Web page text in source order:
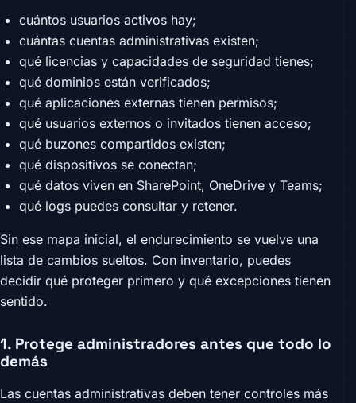
cuántos usuarios activos hay;
cuántas cuentas administrativas existen;
qué licencias y capacidades de seguridad tienes;
qué dominios están verificados;
qué aplicaciones externas tienen permisos;
qué usuarios externos o invitados tienen acceso;
qué buzones compartidos existen;
qué dispositivos se conectan;
qué datos viven en SharePoint, OneDrive y Teams;
qué logs puedes consultar y retener.
Sin ese mapa inicial, el endurecimiento se vuelve una
lista de cambios sueltos. Con inventario, puedes
decidir qué proteger primero y qué excepciones tienen
sentido.
1. Protege administradores antes que todo lo
demás
Las cuentas administrativas deben tener controles más